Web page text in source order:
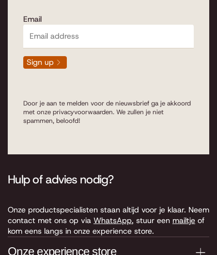
Email
Sign up
Door je aan te melden voor de nieuwsbrief ga je akkoord
met onze privacyvoorwaarden. We zullen je niet
spammen, beloofd!
Hulp of advies nodig?
Onze productspecialisten staan altijd voor je klaar. Neem
contact met ons op via WhatsApp, stuur een mailtje of
kom eens langs in onze experience store.
Onze experience store